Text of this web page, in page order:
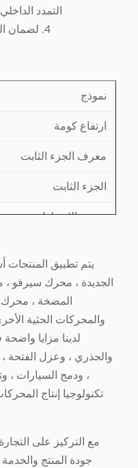
التمدد
4. لضمان التصفية المناسبة بعد البعد بعد جلد.
نموذج
ارتفاع كومة
معرف الجزء الثابت
الجزء الثابت
تشريد الاسطوانة
وزن الماكينة
البعد الآلة (LxWxH)
يتم تطبيق
الجديدة ، محرك سيرفو
المضخة ، محرك
والمحركات الحثية
لدينا مزايا
والجذري ، وعزل الفتحة ،
، ودمج السيارات ،
تكنولوجيا إنتاج
مع التركيز على
جودة المنتج